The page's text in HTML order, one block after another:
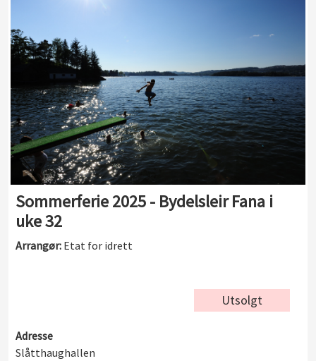
Sommerferie 2025 - Bydelsleir Fana i
uke 32
Arrangør: Etat for idrett
Utsolgt
Adresse
Slåtthaughallen